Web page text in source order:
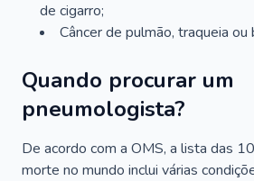
de cigarro;
Câncer de pulmão, traqueia ou
Quando procurar um
pneumologista?
De acordo com a OMS, a lista das
morte no mundo inclui várias